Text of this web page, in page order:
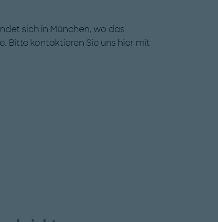
sich in München, wo das
Bitte kontaktieren Sie uns hier mit